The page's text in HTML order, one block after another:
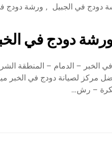
دودج في الجبيل , ورشة دودج
دودج في
الخبر – الدمام – المنطقة
مركز لصيانة دودج في الخبر
– رش…